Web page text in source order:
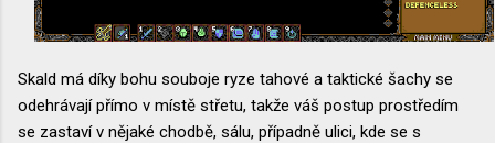
Skald má díky bohu souboje ryze tahové a taktické šachy se
odehrávají přímo v místě střetu, takže váš postup prostředím
se zastaví v nějaké chodbě, sálu, případně ulici, kde se s